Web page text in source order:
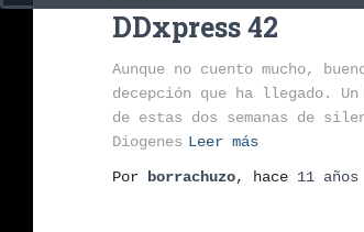
DDxpress 42
Aunque no cuento mucho,
decepción que ha llegado.
de estas dos semanas de
Diogenes Leer más
Por
borrachuzo, hace 11 años